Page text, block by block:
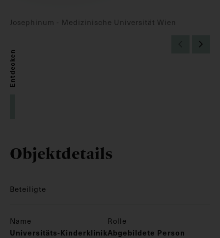
Josephinum - Medizinische Universität Wien
Entdecken
Objektdetails
Beteiligte
Name Rolle
Universitäts-KinderklinikAbgebildete Person